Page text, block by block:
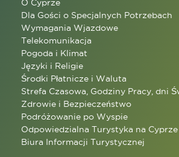
O Cyprze
Dla Gości o Specjalnych Potrzebach
Wymagania Wjazdowe
Telekomunikacja
Pogoda i Klimat
Języki i Religie
Środki Płatnicze i Waluta
Strefa Czasowa, Godziny Pracy, dni
Zdrowie i Bezpieczeństwo
Podróżowanie po Wyspie
Odpowiedzialna Turystyka na Cyprze
Biura Informacji Turystycznej